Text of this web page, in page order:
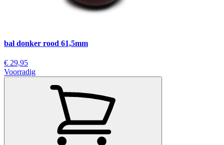
bal donker rood 61,5mm
€ 29,95
Voorradig